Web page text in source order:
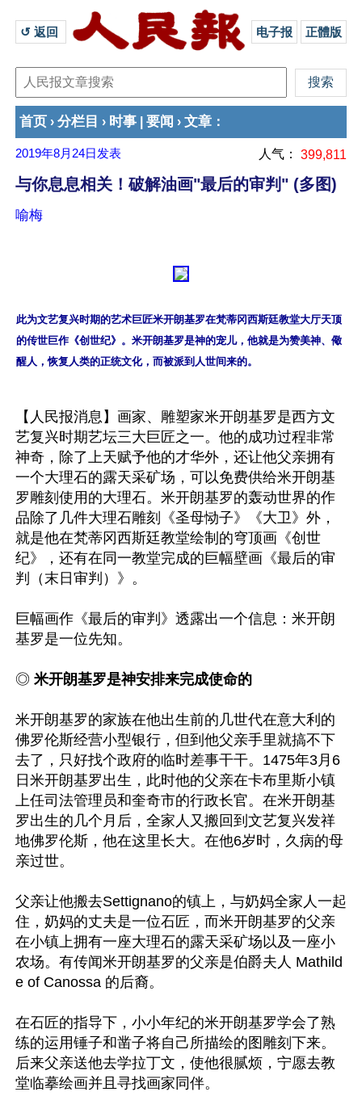
↺ 返回 电子报 正體版
首页 › 分栏目 › 时事 要闻 › 文章 ：
2019年8月24日 发表 人气： 399,811
与你息息相关！破解油画"最后的审判" (多图)
喻梅
此为文艺复兴时期的艺术巨匠米开朗基罗在梵蒂冈西斯廷教堂大厅天顶
的传世巨作《创世纪》。米开朗基罗是神的宠儿，他就是为赞美神、儆
醒人，恢复人类的正统文化，而被派到人世间来的。
【人民报消息】画家、雕塑家米开朗基罗是西方文
艺复兴时期艺坛三大巨匠之一。他的成功过程非常
神奇，除了上天赋予他的才华外，还让他父亲拥有
一个大理石的露天采矿场，可以免费供给米开朗基
罗雕刻使用的大理石。米开朗基罗的轰动世界的作
品除了几件大理石雕刻《圣母恸子》《大卫》外，
就是他在梵蒂冈西斯廷教堂绘制的穹顶画《创世
纪》，还有在同一教堂完成的巨幅壁画《最后的审
判（末日审判）》。
巨幅画作《最后的审判》透露出一个信息：米开朗
基罗是一位先知。
◎ 米开朗基罗是神安排来完成使命的
米开朗基罗的家族在他出生前的几世代在意大利的
佛罗伦斯经营小型银行，但到他父亲手里就搞不下
去了，只好找个政府的临时差事干干。1475年3月6
日米开朗基罗出生，此时他的父亲在卡布里斯小镇
上任司法管理员和奎奇市的行政长官。在米开朗基
罗出生的几个月后，全家人又搬回到文艺复兴发祥
地佛罗伦斯，他在这里长大。在他6岁时，久病的母
亲过世。
父亲让他搬去Settignano的镇上，与奶妈全家人一起
住，奶妈的丈夫是一位石匠，而米开朗基罗的父亲
在小镇上拥有一座大理石的露天采矿场以及一座小
农场。有传闻米开朗基罗的父亲是伯爵夫人 Mathild
e of Canossa 的后裔。
在石匠的指导下，小小年纪的米开朗基罗学会了熟
练的运用锤子和凿子将自己所描绘的图雕刻下来。
后来父亲送他去学拉丁文，使他很腻烦，宁愿去教
堂临摹绘画并且寻找画家同伴。